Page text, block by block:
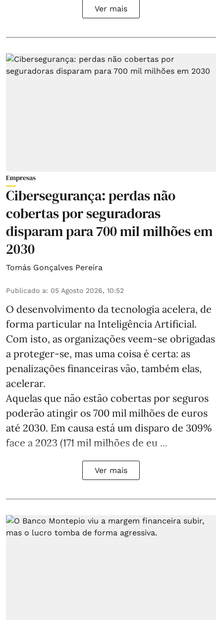
Ver mais
Empresas
Cibersegurança: perdas não
cobertas por seguradoras
disparam para 700 mil milhões em
2030
Tomás Gonçalves Pereira
Publicado a: 05 Agosto 2026, 10:52
O desenvolvimento da tecnologia acelera, de
forma particular na Inteligência Artificial.
Com isto, as organizações veem-se obrigadas
a proteger-se, mas uma coisa é certa: as
penalizações financeiras vão, também elas,
acelerar.
Aquelas que não estão cobertas por seguros
poderão atingir os 700 mil milhões de euros
até 2030. Em causa está um disparo de 309%
face a 2023 (171 mil milhões de eu ...
Ver mais